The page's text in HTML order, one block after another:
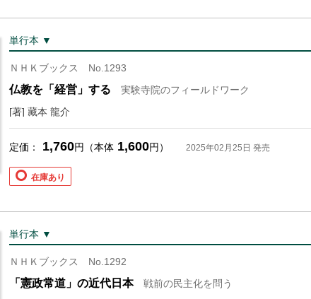
単行本 ▼
ＮＨＫブックス No.1293
仏教を「経営」する
実験寺院のフィールドワーク
[著] 藏本 龍介
定価： 1,760円（本体 1,600円） 2025年02月25日 発売
在庫あり
単行本 ▼
ＮＨＫブックス No.1292
「憲政常道」の近代日本
戦前の民主化を問う